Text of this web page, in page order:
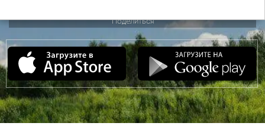
Поделиться
Сентябрь
Пн Вт Ср Пт Сб
Вс
1
2 3 4 5
6
7
8 9 10 11 12
13
14
15 16 17 18 19
20